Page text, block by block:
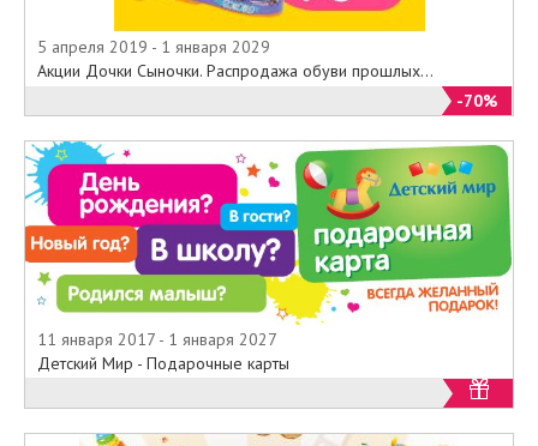
5 апреля 2019 - 1 января 2029
Акции Дочки Сыночки. Распродажа обуви прошлых...
-70%
11 января 2017 - 1 января 2027
Детский Мир - Подарочные карты